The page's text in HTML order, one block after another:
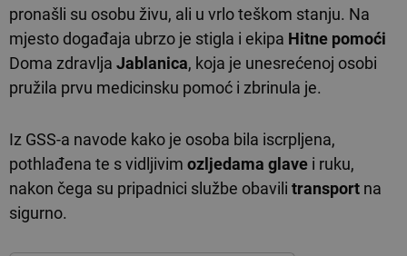
pronašli su osobu živu, ali u vrlo teškom stanju. Na
mjesto događaja ubrzo je stigla i ekipa Hitne pomoći
Doma zdravlja Jablanica, koja je unesrećenoj osobi
pružila prvu medicinsku pomoć i zbrinula je.
Iz GSS-a navode kako je osoba bila iscrpljena,
pothlađena te s vidljivim ozljedama glave i ruku,
nakon čega su pripadnici službe obavili transport na
sigurno.